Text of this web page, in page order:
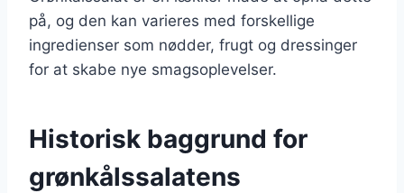
på, og den kan varieres med forskellige
ingredienser som nødder, frugt og dressinger
for at skabe nye smagsoplevelser.
Historisk baggrund for
grønkålssalatens